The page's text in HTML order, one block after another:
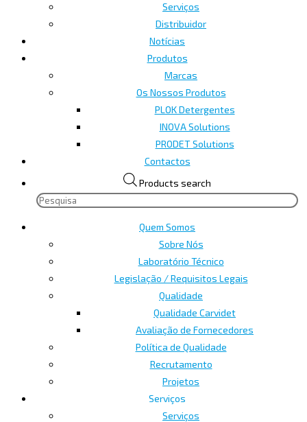
Serviços
Distribuidor
Notícias
Produtos
Marcas
Os Nossos Produtos
PLOK Detergentes
INOVA Solutions
PRODET Solutions
Contactos
Products search
Quem Somos
Sobre Nós
Laboratório Técnico
Legislação / Requisitos Legais
Qualidade
Qualidade Carvidet
Avaliação de Fornecedores
Política de Qualidade
Recrutamento
Projetos
Serviços
Serviços